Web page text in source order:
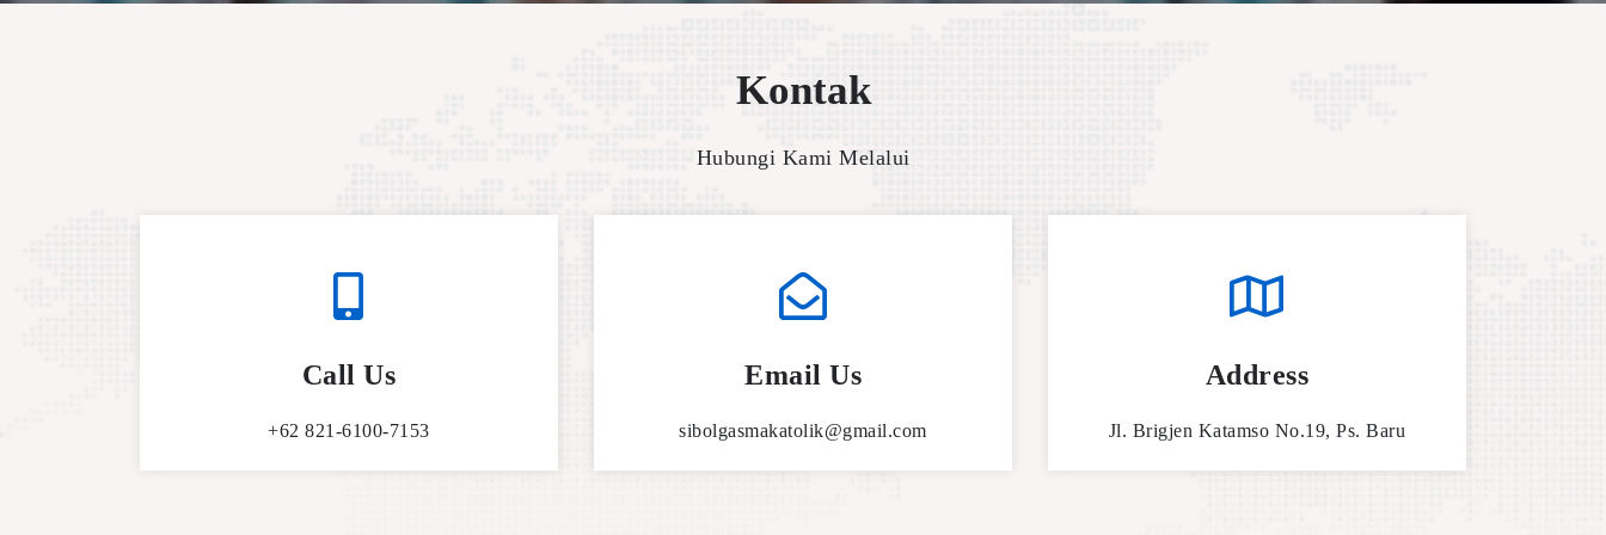
Kontak
Hubungi Kami Melalui
Call Us
+62 821-6100-7153
Email Us
sibolgasmakatolik@gmail.com
Address
Jl. Brigjen Katamso No.19, Ps. Baru